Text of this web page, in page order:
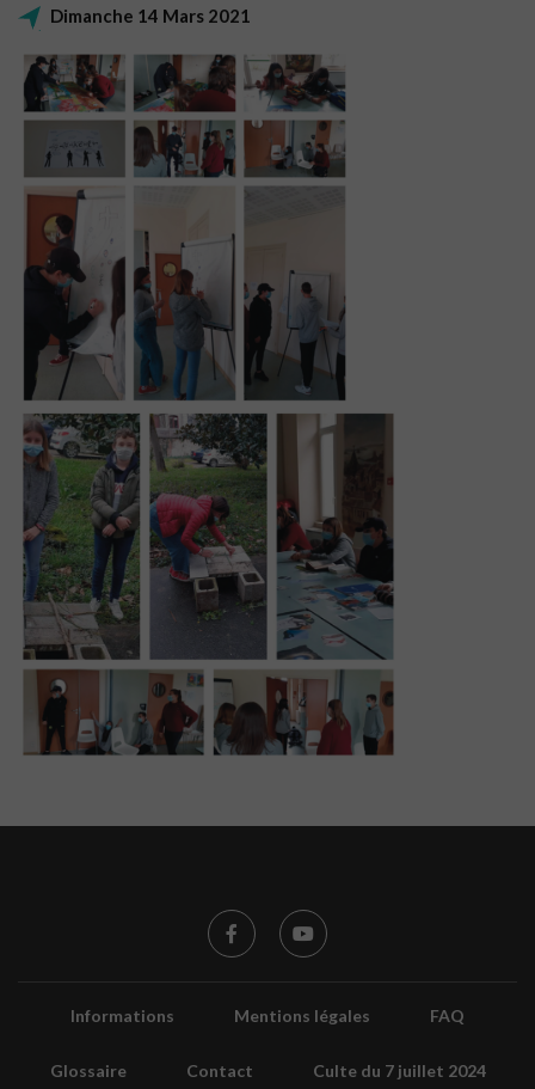
Dimanche 14 Mars 2021
Informations Mentions légales FAQ
Glossaire Contact Culte du 7 juillet 2024